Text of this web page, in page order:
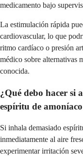
medicamento bajo
La estimulación rápida
cardiovascular, lo que
ritmo cardíaco o presión
médico sobre alternativas
conocida.
¿Qué debo hacer si
espíritu de
Si inhala demasiado
inmediatamente al aire
experimentar irritación